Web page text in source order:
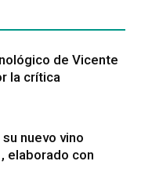
de Vicente
la crítica
nuevo vino
elaborado con